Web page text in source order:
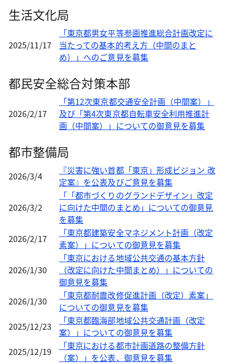
生活文化局
2025/11/17
「東京都男女平等参画推進総合計画改定に
当たっての基本的考え方（中間のまと
め）」へのご意見を募集
都民安全総合対策本部
2026/2/17
「第12次東京都交通安全計画（中間案）」
及び「第4次東京都自転車安全利用推進計
画（中間案）」についての御意見を募集
都市整備局
2026/3/4
『災害に強い首都「東京」形成ビジョン 改
定案』を公表及びご意見を募集
2026/3/2
「「都市づくりのグランドデザイン」改定
に向けた中間のまとめ」についての御意見
を募集
2026/2/17
「東京都建築安全マネジメント計画（改定
素案）」についての御意見を募集
2026/1/30
「東京における地域公共交通の基本方針
（改定に向けた中間まとめ）」についての
御意見を募集
2026/1/30
「東京都耐震改修促進計画（改定）素案」
についての御意見を募集
2025/12/23
「東京都臨海部地域公共交通計画（改定
案）」についての御意見を募集
2025/12/19
「東京における都市計画道路の整備方針
（案）」を公表、御意見を募集